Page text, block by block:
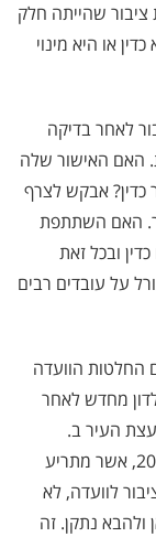
ציבור שהייתה חלק
או היא מינוי
לאחר בדיקה
האם האישור שלה
אבקש לצרף
האם השתתפת
ובכל זאת
על עובדים רבים
החלטות הוועדה
מחדש לאחר
העיר ב.
כמדומני שלאחר דו"ח מבקר המדינה משנת 2016, אשר מתריע
לוועדה, לא
נתקן. זה